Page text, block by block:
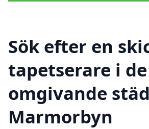
Sök efter en
tapetserare i de
omgivande
Marmorbyn